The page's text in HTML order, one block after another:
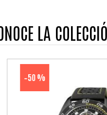
LA
-50 %